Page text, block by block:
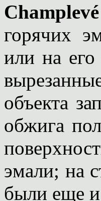
Champlevé
горячих
или на
объекта
обжига
эмали; на
были еще